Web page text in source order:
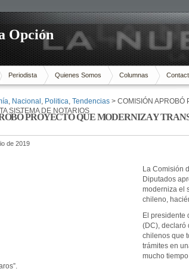
Opción
Periodista Quienes Somos Columnas
, Nacional , Politica, Tendencias > COMISIÓN APROBÓ
SISTEMA DE NOTARIOS
PROYECTO QUE MODERNIZA Y
de 2019
La Comisión
Diputados
moderniza el
chileno,
El presidente
(DC), declaró
chilenos que
trámites en
mucho